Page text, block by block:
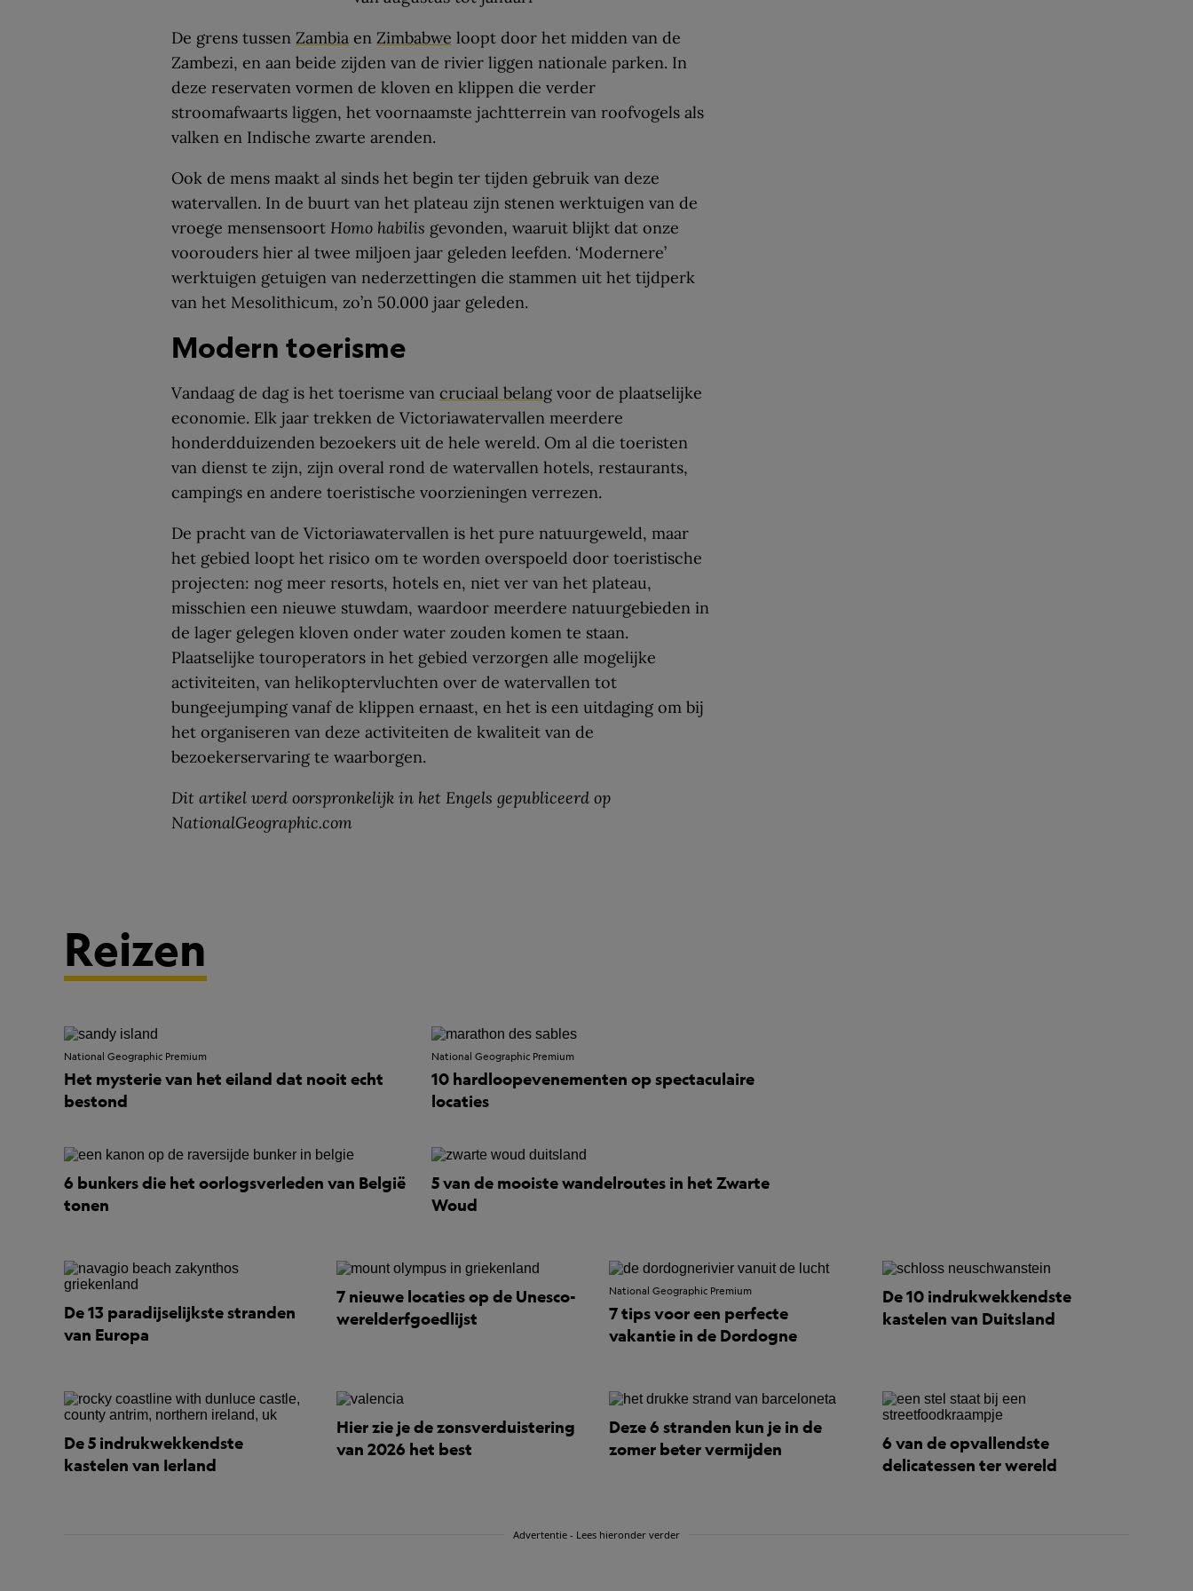
De grens tussen Zambia en Zimbabwe loopt door het midden van de
Zambezi, en aan beide zijden van de rivier liggen nationale parken. In
deze reservaten vormen de kloven en klippen die verder
stroomafwaarts liggen, het voornaamste jachtterrein van roofvogels als
valken en Indische zwarte arenden.
Ook de mens maakt al sinds het begin ter tijden gebruik van deze
watervallen. In de buurt van het plateau zijn stenen werktuigen van de
vroege mensensoort Homo habilis gevonden, waaruit blijkt dat onze
voorouders hier al twee miljoen jaar geleden leefden. ‘Modernere’
werktuigen getuigen van nederzettingen die stammen uit het tijdperk
van het Mesolithicum, zo’n 50.000 jaar geleden.
Modern toerisme
Vandaag de dag is het toerisme van cruciaal belang voor de plaatselijke
economie. Elk jaar trekken de Victoriawatervallen meerdere
honderdduizenden bezoekers uit de hele wereld. Om al die toeristen
van dienst te zijn, zijn overal rond de watervallen hotels, restaurants,
campings en andere toeristische voorzieningen verrezen.
De pracht van de Victoriawatervallen is het pure natuurgeweld, maar
het gebied loopt het risico om te worden overspoeld door toeristische
projecten: nog meer resorts, hotels en, niet ver van het plateau,
misschien een nieuwe stuwdam, waardoor meerdere natuurgebieden in
de lager gelegen kloven onder water zouden komen te staan.
Plaatselijke touroperators in het gebied verzorgen alle mogelijke
activiteiten, van helikoptervluchten over de watervallen tot
bungeejumping vanaf de klippen ernaast, en het is een uitdaging om bij
het organiseren van deze activiteiten de kwaliteit van de
bezoekerservaring te waarborgen.
Dit artikel werd oorspronkelijk in het Engels gepubliceerd op
NationalGeographic.com
Reizen
National Geographic Premium
Het mysterie van het eiland dat nooit echt
bestond
National Geographic Premium
10 hardloopevenementen op spectaculaire
locaties
6 bunkers die het oorlogsverleden van België
tonen
5 van de mooiste wandelroutes in het Zwarte
Woud
De 13 paradijselijkste stranden
van Europa
7 nieuwe locaties op de Unesco-
werelderfgoedlijst
National Geographic Premium
7 tips voor een perfecte
vakantie in de Dordogne
De 10 indrukwekkendste
kastelen van Duitsland
De 5 indrukwekkendste
kastelen van Ierland
Hier zie je de zonsverduistering
van 2026 het best
Deze 6 stranden kun je in de
zomer beter vermijden
6 van de opvallendste
delicatessen ter wereld
Advertentie - Lees hieronder verder